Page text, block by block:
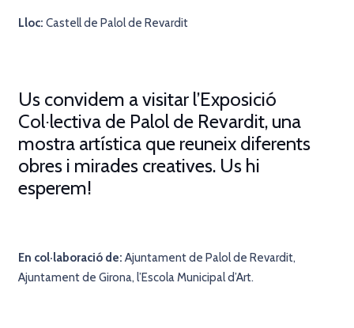
Lloc: Castell de Palol de Revardit
Us convidem a visitar l’Exposició
Col·lectiva de Palol de Revardit, una
mostra artística que reuneix diferents
obres i mirades creatives. Us hi
esperem!
En col·laboració de: Ajuntament de Palol de Revardit,
Ajuntament de Girona, l’Escola Municipal d’Art.